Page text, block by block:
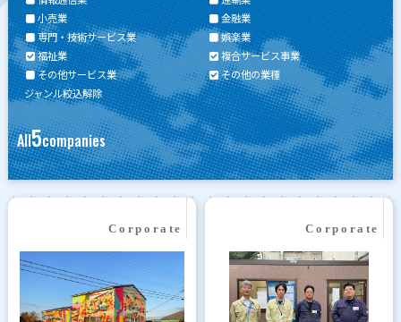
小売業
金融業
専門・技術サービス業
娯楽業
福祉業
複合サービス事業
その他サービス業
その他の業種
ジャンル絞込解除
All5companies